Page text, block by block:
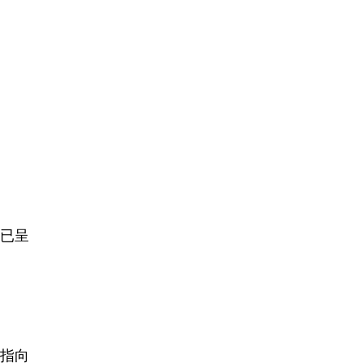
呈
向